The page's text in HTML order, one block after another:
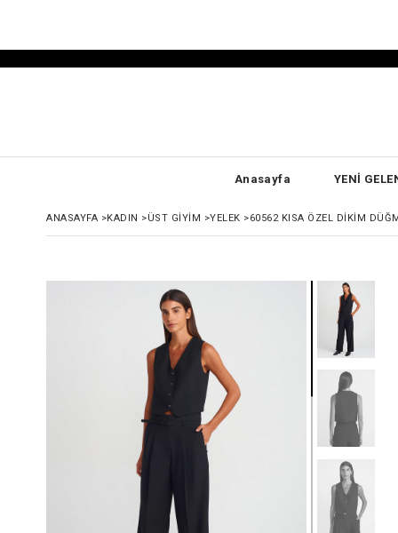
Anasayfa YENİ
ANASAYFA >KADIN >ÜST GİYİM >YELEK >60562 KISA ÖZEL DIKIM